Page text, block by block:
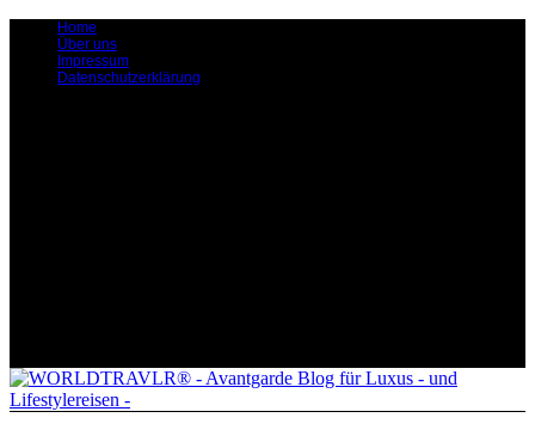
Home
Über uns
Impressum
Datenschutzerklärung